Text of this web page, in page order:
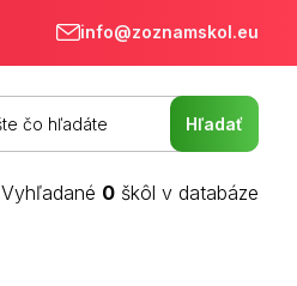
info@zoznamskol.eu
Vyhľadané 0 škôl v databáze